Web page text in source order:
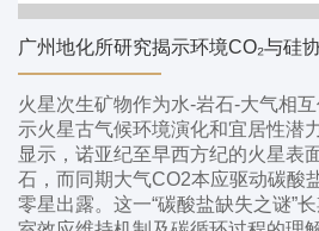
火星次生矿物作为水-岩石-大气相
示火星古气候环境演化和宜居性潜
显示，诺亚纪至早西方纪的火星表
石，而同期大气CO2本应驱动碳酸
零星出露。这一“碳酸盐缺失之谜”